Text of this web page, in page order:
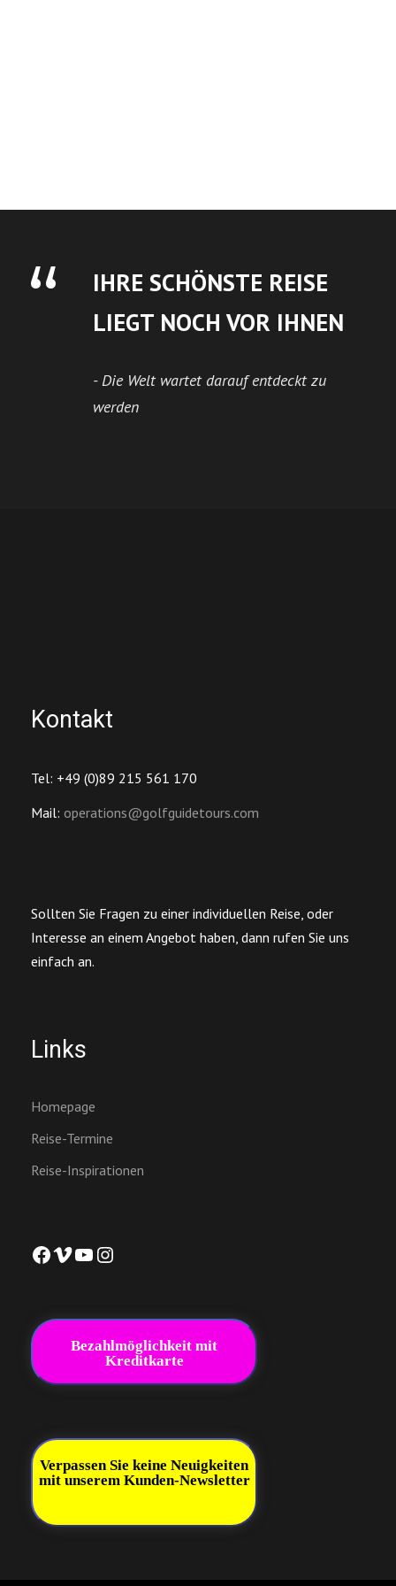
“
IHRE SCHÖNSTE REISE
LIEGT NOCH VOR IHNEN
Die Welt wartet darauf entdeckt zu
werden
Kontakt
Tel: +49 (0)89 215 561 170
Mail: operations@golfguidetours.com
Sollten Sie Fragen zu einer individuellen Reise, oder
Interesse an einem Angebot haben, dann rufen Sie uns
einfach an.
Links
Homepage
Reise-Termine
Reise-Inspirationen
Facebook Vimeo YouTube Instagram
Bezahlmöglichkeit mit
Kreditkarte
Verpassen Sie keine Neuigkeiten
mit unserem Kunden-Newsletter